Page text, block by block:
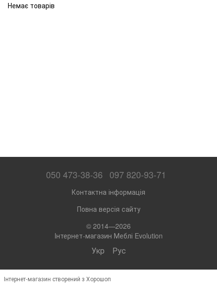
Немає товарів
050 473-38-36 097 820-93-71
Контактна інформація
Повна версія сайту
© 2014—2026
Інтернет-магазин Меблі Evolution
Укр Рус
Інтернет-магазин створений з Хорошоп